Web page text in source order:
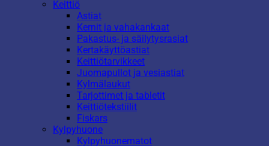
Keittiö
Astiat
Kernit ja vahakankaat
Pakastus- ja säilytysrasiat
Kertakäyttöastiat
Keittiötarvikkeet
Juomapullot ja vesiastiat
Kylmälaukut
Tarjottimet ja tabletit
Keittiötekstiilit
Fiskars
Kylpyhuone
Kylpyhuonematot